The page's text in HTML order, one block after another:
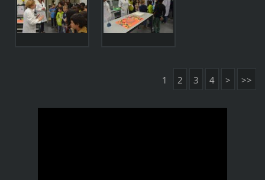
1 2 3 4 > >>